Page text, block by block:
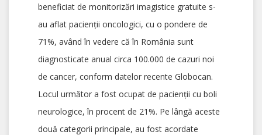
beneficiat de monitorizări imagistice gratuite s-
au aflat pacienții oncologici, cu o pondere de
71%, având în vedere că în România sunt
diagnosticate anual circa 100.000 de cazuri noi
de cancer, conform datelor recente Globocan.
Locul următor a fost ocupat de pacienții cu boli
neurologice, în procent de 21%. Pe lângă aceste
două categorii principale, au fost acordate